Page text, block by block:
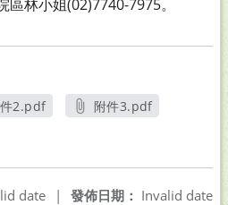
林小姐(02)7740-7975。
2.pdf
附件3.pdf
發佈日期： Invalid date
date
|